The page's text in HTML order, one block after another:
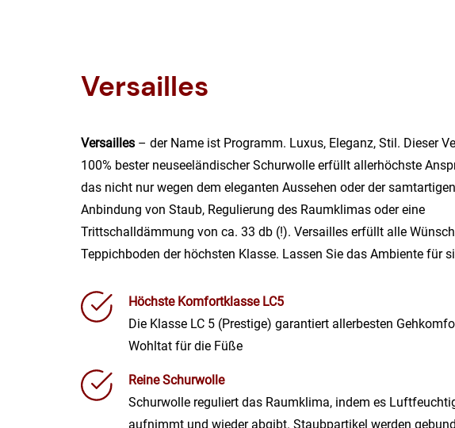
Versailles
Versailles – der Name ist Programm. Luxus, Eleganz, Stil. Dieser
100% bester neuseeländischer Schurwolle erfüllt allerhöchste
das nicht nur wegen dem eleganten Aussehen oder der
Anbindung von Staub, Regulierung des Raumklimas oder eine
Trittschalldämmung von ca. 33 db (!). Versailles erfüllt alle
Teppichboden der höchsten Klasse. Lassen Sie das Ambiente für
Höchste Komfortklasse LC5
Die Klasse LC 5 (Prestige) garantiert allerbesten
Wohltat für die Füße
Reine Schurwolle
Schurwolle reguliert das Raumklima, indem es
aufnimmt und wieder abgibt. Staubpartikel werden